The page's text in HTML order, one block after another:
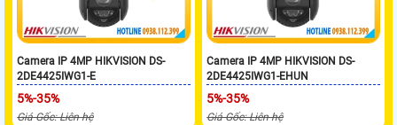
Camera IP 4MP HIKVISION DS-
2DE4425IWG1-E
5%-35%
Giá Gốc: Liên hệ
Camera IP 4MP HIKVISION DS-
2DE4425IWG1-EHUN
5%-35%
Giá Gốc: Liên hệ